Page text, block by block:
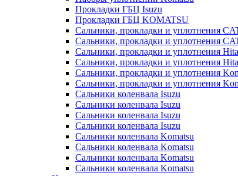
Прокладки ГБЦ Isuzu
Прокладки ГБЦ KOMATSU
Сальники, прокладки и уплотнения
Сальники, прокладки и уплотнения
Сальники, прокладки и уплотнения
Сальники, прокладки и уплотнения
Сальники, прокладки и уплотнения
Сальники, прокладки и уплотнения
Сальники коленвала Isuzu
Сальники коленвала Isuzu
Сальники коленвала Isuzu
Сальники коленвала Isuzu
Сальники коленвала Komatsu
Сальники коленвала Komatsu
Сальники коленвала Komatsu
Сальники коленвала Komatsu